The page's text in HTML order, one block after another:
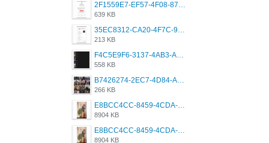
2F1559E7-EF57-4F08-87CC-206D9E00BEC6.png
639 KB
35EC8312-CA20-4F7C-99E5-F1CC04EE8355.jpeg
213 KB
F4C5E9F6-3137-4AB3-A09A-56EE746D2B26.png
558 KB
B7426274-2EC7-4D84-A2E1-0DD49E679BD8.jpeg
266 KB
E8BCC4CC-8459-4CDA-B6E7-8DFB52A46E78.png
8904 KB
E8BCC4CC-8459-4CDA-B6E7-8DFB52A46E78.png
8904 KB